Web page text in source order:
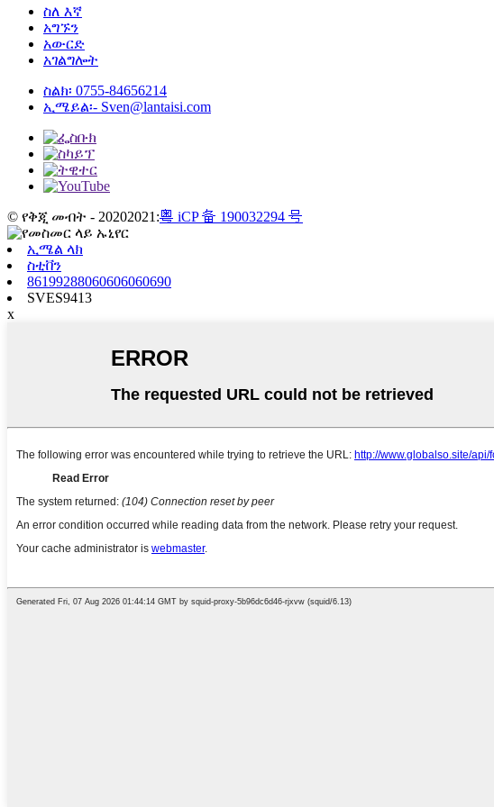
ስለ እኛ
አግኙን
አውርድ
አገልግሎት
ስልክ፡ 0755-84656214
ኢሜይል፡- Sven@lantaisi.com
© የቅጂ መብት - 20202021:粤 iCP 备 190032294 号
ኢሜል ላክ
ስቲቨን
86199288060606060690
SVES9413
x